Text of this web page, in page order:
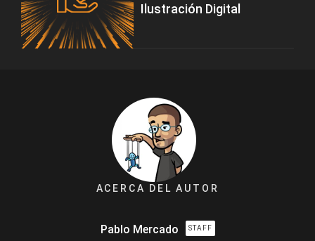
Ilustración Digital
ACERCA DEL AUTOR
Pablo Mercado STAFF